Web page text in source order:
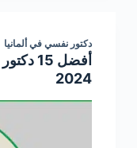
دكتور نفسي في ألمانيا
أفضل
2024